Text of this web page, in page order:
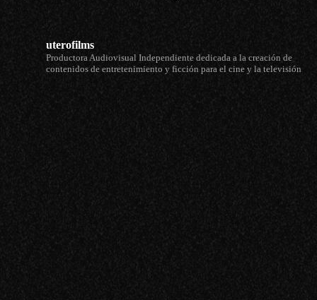
uterofilms
Productora Audiovisual Independiente dedicada a la creación de
contenidos de entretenimiento y ficción para el cine y la televisión